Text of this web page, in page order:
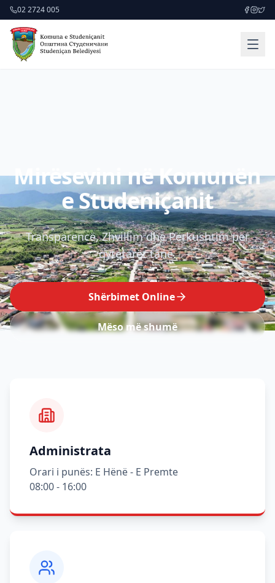
02 2724 005
Mirësevini në Komunën
e Studeniçanit
Transparencë, Zhvillim dhe Përkushtim për
qytetarët tanë.
Shërbimet Online
Mëso më shumë
Administrata
Orari i punës: E Hënë - E Premte
08:00 - 16:00